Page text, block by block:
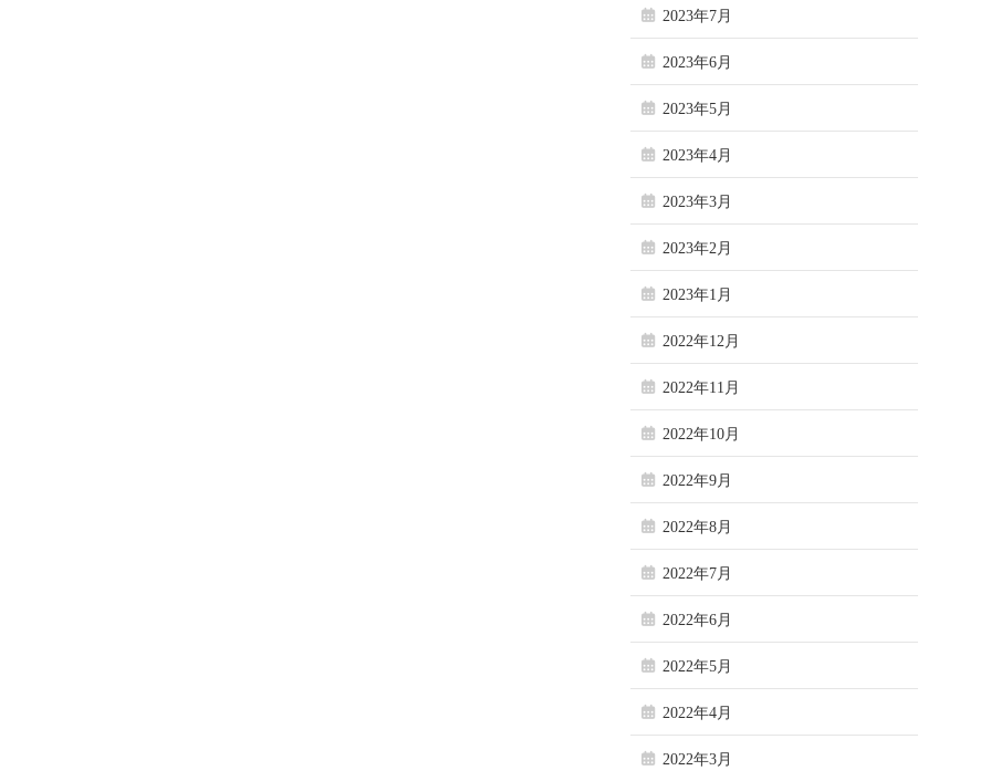
2023年7月
2023年6月
2023年5月
2023年4月
2023年3月
2023年2月
2023年1月
2022年12月
2022年11月
2022年10月
2022年9月
2022年8月
2022年7月
2022年6月
2022年5月
2022年4月
2022年3月